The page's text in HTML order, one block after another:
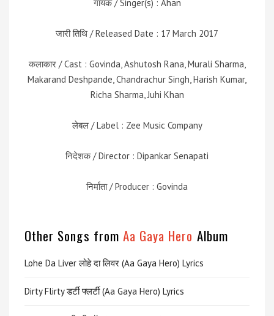
गायक / Singer(s) : Ahan
जारी तिथि / Released Date : 17 March 2017
कलाकार / Cast : Govinda, Ashutosh Rana, Murali Sharma,
Makarand Deshpande, Chandrachur Singh, Harish Kumar,
Richa Sharma, Juhi Khan
लेबल / Label : Zee Music Company
निदेशक / Director : Dipankar Senapati
निर्माता / Producer : Govinda
Other Songs from Aa Gaya Hero Album
Lohe Da Liver लोहे दा लिवर (Aa Gaya Hero) Lyrics
Dirty Flirty डर्टी फ्लर्टी (Aa Gaya Hero) Lyrics